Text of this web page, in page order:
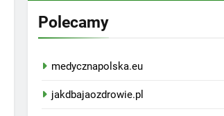
Polecamy
medycznapolska.eu
jakdbajaozdrowie.pl